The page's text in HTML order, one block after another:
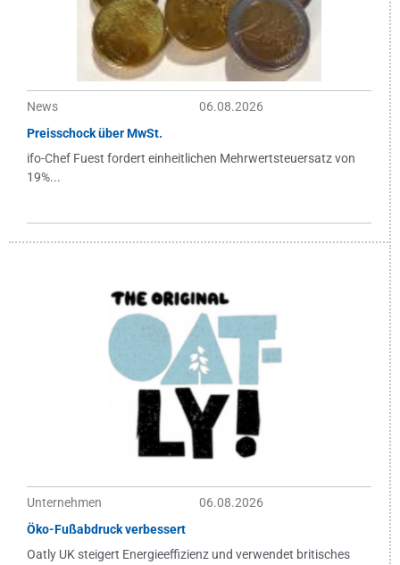
News
06.08.2026
Preisschock über MwSt.
ifo-Chef Fuest fordert einheitlichen Mehrwertsteuersatz von
19%...
Unternehmen
06.08.2026
Öko-Fußabdruck verbessert
Oatly UK steigert Energieeffizienz und verwendet britisches